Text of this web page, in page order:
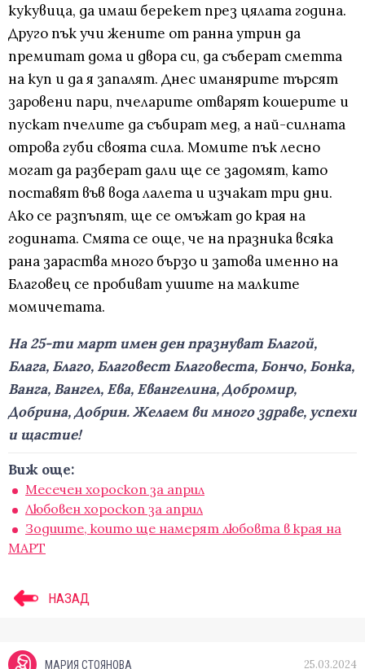
кукувица, да имаш берекет през цялата година.
Друго пък учи жените от ранна утрин да
премитат дома и двора си, да съберат сметта
на куп и да я запалят. Днес иманярите търсят
заровени пари, пчеларите отварят кошерите и
пускат пчелите да събират мед, а най-силната
отрова губи своята сила. Момите пък лесно
могат да разберат дали ще се задомят, като
поставят във вода лалета и изчакат три дни.
Ако се разпъпят, ще се омъжат до края на
годината. Смята се още, че на празника всяка
рана зараства много бързо и затова именно на
Благовец се пробиват ушите на малките
момичетата.
На 25-ти март имен ден празнуват Благой,
Блага, Благо, Благовест Благовеста, Бончо, Бонка,
Ванга, Вангел, Ева, Евангелина, Добромир,
Добрина, Добрин. Желаем ви много здраве, успехи
и щастие!
Виж още:
Месечен хороскоп за април
Любовен хороскоп за април
Зодиите, които ще намерят любовта в края на
МАРТ
НАЗАД
МАРИЯ СТОЯНОВА 25.03.2024